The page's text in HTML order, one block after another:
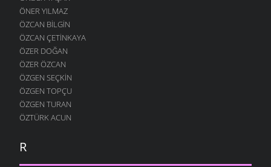
ÖNER YILMAZ
ÖZCAN BILGIN
ÖZCAN ÇETINKAYA
ÖZER DOĞAN
ÖZER ÖZCAN
ÖZGEN SEÇKIN
ÖZGEN TOPÇU
ÖZGEN TURAN
ÖZTÜRK ACUN
R